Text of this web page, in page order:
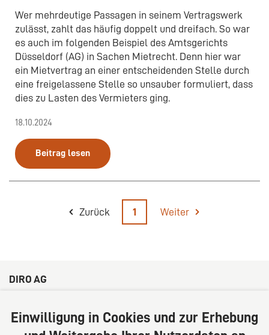
Wer mehrdeutige Passagen in seinem Vertragswerk
zulässt, zahlt das häufig doppelt und dreifach. So war
es auch im folgenden Beispiel des Amtsgerichts
Düsseldorf (AG) in Sachen Mietrecht. Denn hier war
ein Mietvertrag an einer entscheidenden Stelle durch
eine freigelassene Stelle so unsauber formuliert, dass
dies zu Lasten des Vermieters ging.
18.10.2024
Beitrag lesen
Zurück 1 Weiter
DIRO AG
20354 Hamburg
Deutschland
Einwilligung in Cookies und zur Erhebung